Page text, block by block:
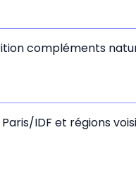
compléments
IDF et régions